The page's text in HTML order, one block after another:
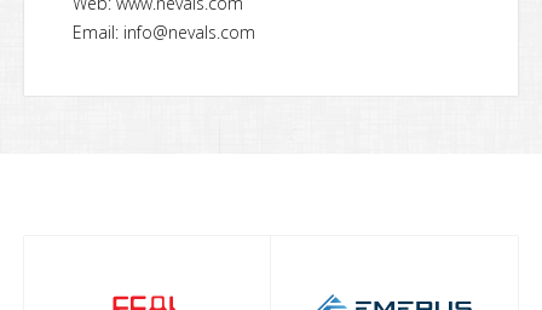
Email: info@nevals.com